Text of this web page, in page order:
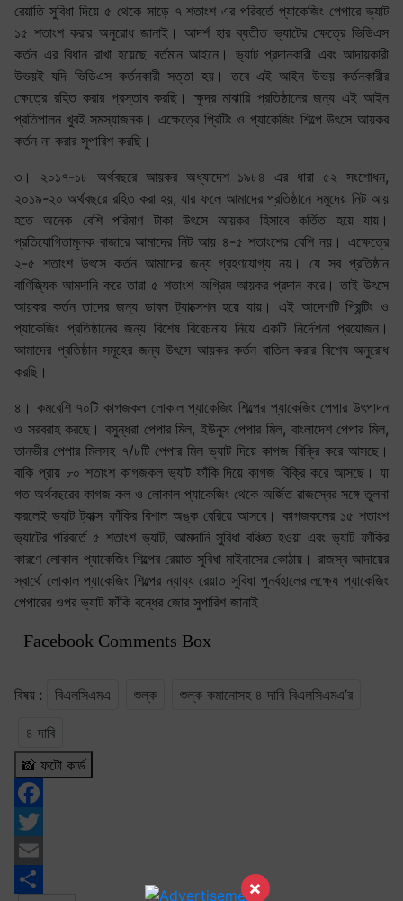
×
রেয়াতি সুবিধা দিয়ে ৫ থেকে সাড়ে ৭ শতাংশ এর পরিবর্তে প্যাকেজিং পেপারে ভ্যাট
১৫ শতাংশ করার অনুরোধ জানাই। আদর্শ হার ব্যতীত ভ্যাটের ক্ষেত্রে ভিডিএস
কর্তন এর বিধান রাখা হয়েছে বর্তমান আইনে। ভ্যাট প্রদানকারী এবং আদায়কারী
উভয়ই যদি ভিডিএস কর্তনকারী সত্তা হয়। তবে এই আইন উভয় কর্তনকারীর
ক্ষেত্রে রহিত করার প্রস্তাব করছি। ক্ষুদ্র মাঝারি প্রতিষ্ঠানের জন্য এই আইন
প্রতিপালন খুবই সমস্যাজনক। এক্ষেত্রে প্রিটিং ও প্যাকেজিং শিল্পে উৎসে আয়কর
কর্তন না করার সুপারিশ করছি।
৩। ২০১৭-১৮ অর্থবছরে আয়কর অধ্যাদেশ ১৯৮৪ এর ধারা ৫২ সংশোধন,
২০১৯-২০ অর্থবছরে রহিত করা হয়, যার ফলে আমাদের প্রতিষ্ঠানে সমুদেয় নিট আয়
হতে অনেক বেশি পরিমাণ টাকা উৎসে আয়কর হিসাবে কর্তিত হয়ে যায়।
প্রতিযোগিতামূলক বাজারে আমাদের নিট আয় ৪-৫ শতাংশের বেশি নয়। এক্ষেত্রে
২-৫ শতাংশ উৎসে কর্তন আমাদের জন্য গ্রহণযোগ্য নয়। যে সব প্রতিষ্ঠান
বাণিজ্যিক আমদানি করে তারা ৫ শতাংশ অগ্রিম আয়কর প্রদান করে। তাই উৎসে
আয়কর কর্তন তাদের জন্য ডাবল ট্যাক্সেশন হয়ে যায়। এই আদেশটি প্রিন্টিং ও
প্যাকেজিং প্রতিষ্ঠানের জন্য বিশেষ বিবেচনায় নিয়ে একটি নির্দেশনা প্রয়োজন।
আমাদের প্রতিষ্ঠান সমূহের জন্য উৎসে আয়কর কর্তন বাতিল করার বিশেষ অনুরোধ
করছি।
৪। কমবেশি ৭০টি কাগজকল লোকাল প্যাকেজিং শিল্পের প্যাকেজিং পেপার উৎপাদন
ও সরবরাহ করছে। বসুন্ধরা পেপার মিল, ইউনুস পেপার মিল, বাংলাদেশ পেপার মিল,
তানভীর পেপার মিলসহ ৭/৮টি পেপার মিল ভ্যাট দিয়ে কাগজ বিক্রি করে আসছে।
বাকি প্রায় ৮০ শতাংশ কাগজকল ভ্যাট ফাঁকি দিয়ে কাগজ বিক্রি করে আসছে। যা
গত অর্থবছরের কাগজ কল ও লোকাল প্যাকেজিং থেকে অর্জিত রাজস্বের সঙ্গে তুলনা
করলেই ভ্যাট ট্যাক্স ফাঁকির বিশাল অঙ্ক বেরিয়ে আসবে। কাগজকলের ১৫ শতাংশ
ভ্যাটের পরিবর্তে ৫ শতাংশ ভ্যাট, আমদানি সুবিধা বঞ্চিত হওয়া এবং ভ্যাট ফাঁকির
কারণে লোকাল প্যাকেজিং শিল্পের রেয়াত সুবিধা মাইনাসের কোঠায়। রাজস্ব আদায়ের
স্বার্থে লোকাল প্যাকেজিং শিল্পের ন্যায্য রেয়াত সুবিধা পুনর্বহালের লক্ষ্যে প্যাকেজিং
পেপারের ওপর ভ্যাট ফাঁকি বন্ধের জোর সুপারিশ জানাই।
Facebook Comments Box
বিষয় : বিএলসিএমএ শুল্ক শুল্ক কমানোসহ ৪ দাবি বিএলসিএমএ’র
৪ দাবি
📸 ফটো কার্ড
Facebook
Twitter
Email